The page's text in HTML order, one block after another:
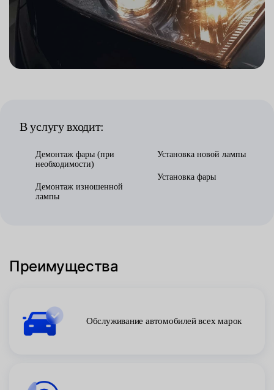
В услугу входит:
Демонтаж фары (при
необходимости)
Демонтаж изношенной
лампы
Установка новой лампы
Установка фары
Преимущества
Обслуживание автомобилей всех марок